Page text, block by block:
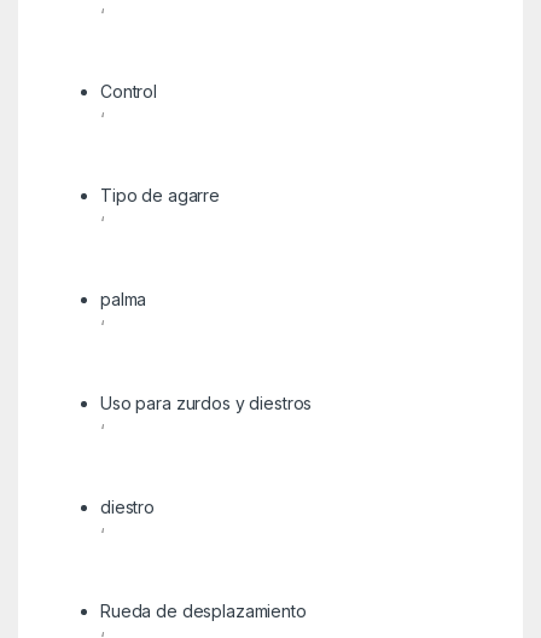
‘
Control
‘
Tipo de agarre
‘
palma
‘
Uso para zurdos y diestros
‘
diestro
‘
Rueda de desplazamiento